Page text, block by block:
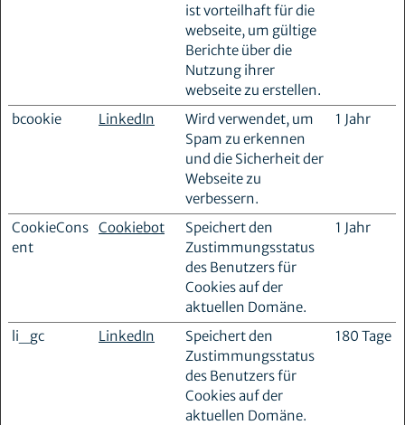
ist vorteilhaft für die
webseite, um gültige
Berichte über die
Nutzung ihrer
webseite zu erstellen.
bcookie LinkedIn
Wird verwendet, um
Spam zu erkennen
und die Sicherheit der
Webseite zu
verbessern.
1 Jahr
CookieCons
ent
Cookiebot
Speichert den
Zustimmungsstatus
des Benutzers für
Cookies auf der
aktuellen Domäne.
1 Jahr
li_gc LinkedIn
Speichert den
Zustimmungsstatus
des Benutzers für
Cookies auf der
aktuellen Domäne.
180 Tage